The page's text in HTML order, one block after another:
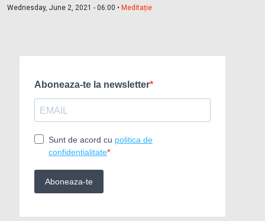
Wednesday, June 2, 2021 - 06:00 • Meditație